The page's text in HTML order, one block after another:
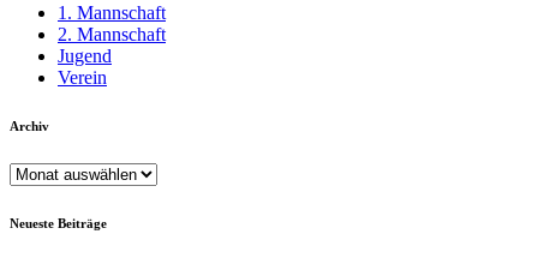
1. Mannschaft
2. Mannschaft
Jugend
Verein
Archiv
Archiv
Neueste Beiträge